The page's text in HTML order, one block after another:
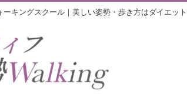
キングスクール｜美しい姿勢・歩き方はダイエッ